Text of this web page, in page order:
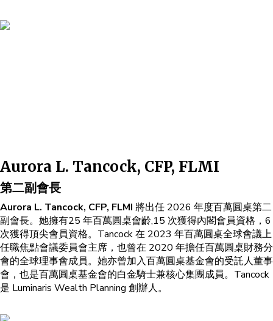
Aurora L. Tancock, CFP, FLMI
第二副會長
Aurora L. Tancock, CFP, FLMI 將出任 2026 年度百萬圓桌第二
副會長。她擁有25 年百萬圓桌會齡,15 次獲得內閣會員資格，6
次獲得頂尖會員資格。Tancock 在 2023 年百萬圓桌全球會議上
任職焦點會議委員會主席，也曾在 2020 年擔任百萬圓桌財務分
會的全球理事會成員。她亦曾加入百萬圓桌基金會的受託人董事
會，也是百萬圓桌基金會的白金騎士兼核心集團成員。Tancock
是 Luminaris Wealth Planning 創辦人。